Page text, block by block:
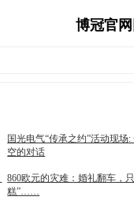
博冠官
国光电气“传承之约”活动现场
空的对话
860欧元的灾难：婚礼翻车，
糕”……